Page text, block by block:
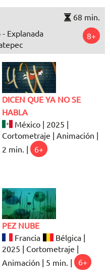
68 min.
Explanada
8+
DICEN QUE YA NO SE
HABLA
México | 2025 |
Cortometraje | Animación |
2 min. |
6+
PEZ NUBE
Francia
Bélgica |
2025 | Cortometraje |
Animación | 5 min. |
6+